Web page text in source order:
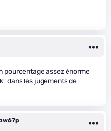
pourcentage assez énorme
dans les jugements de